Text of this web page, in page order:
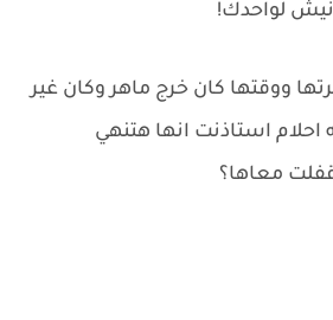
لواحدك!
ووقتها كان خرج ماهر وكان غير
استاذنت انها هتنهي
معاها؟